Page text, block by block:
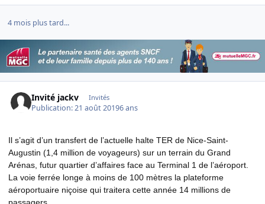
4 mois plus tard...
Invité jackv Invités
Publication:21 août 20196 ans
Il s’agit d’un transfert de l’actuelle halte TER de Nice-Saint-
Augustin (1,4 million de voyageurs) sur un terrain du Grand
Arénas, futur quartier d’affaires face au Terminal 1 de l’aéroport.
La voie ferrée longe à moins de 100 mètres la plateforme
aéroportuaire niçoise qui traitera cette année 14 millions de